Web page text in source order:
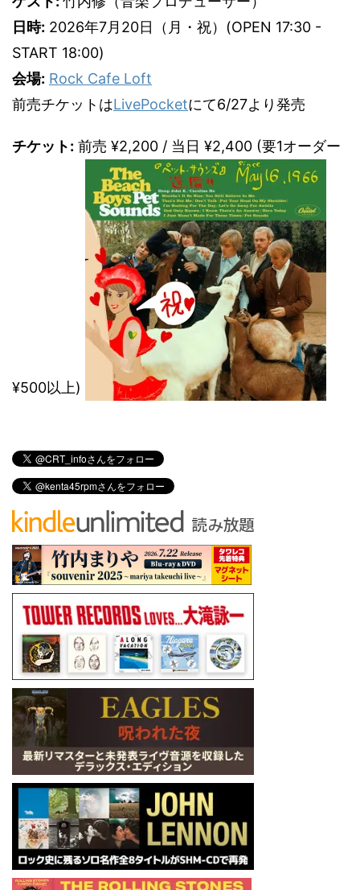
日時: 2026年7月20日（月・祝）(OPEN 17:30 -
START 18:00)
会場: Rock Cafe Loft
前売チケットはLivePocketにて6/27より発売
チケット: 前売 ¥2,200 / 当日 ¥2,400 (要1オーダー
¥500以上)